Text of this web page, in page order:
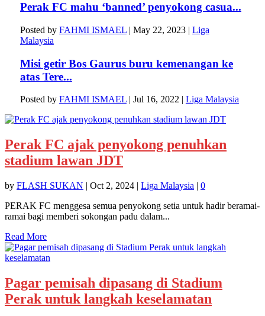
Perak FC mahu ‘banned’ penyokong casua...
Posted by FAHMI ISMAEL| May 22, 2023| Liga
Malaysia
Misi getir Bos Gaurus buru kemenangan ke
atas Tere...
Posted by FAHMI ISMAEL| Jul 16, 2022| Liga Malaysia
Perak FC ajak penyokong penuhkan
stadium lawan JDT
by FLASH SUKAN | Oct 2, 2024 | Liga Malaysia | 0
PERAK FC menggesa semua penyokong setia untuk hadir beramai-
ramai bagi memberi sokongan padu dalam...
Read More
Pagar pemisah dipasang di Stadium
Perak untuk langkah keselamatan